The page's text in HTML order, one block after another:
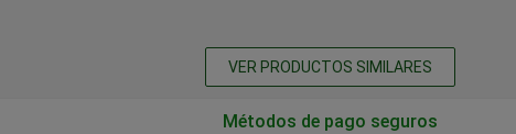
VER PRODUCTOS SIMILARES
Métodos de pago seguros